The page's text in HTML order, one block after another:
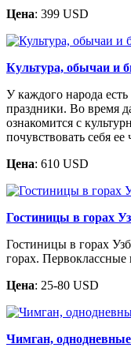
Цена: 399 USD
Культура, обычаи и
У каждого народа
праздники. Во время
ознакомится с
почувствовать себя ее
Цена: 610 USD
Гостиницы в горах
Гостиницы в горах
горах.
Цена: 25-80 USD
Чимган,